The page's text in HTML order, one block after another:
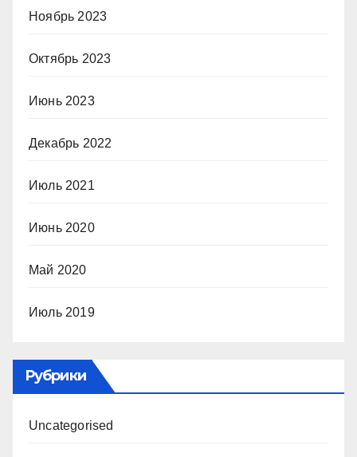
Ноябрь 2023
Октябрь 2023
Июнь 2023
Декабрь 2022
Июль 2021
Июнь 2020
Май 2020
Июль 2019
Рубрики
Uncategorised